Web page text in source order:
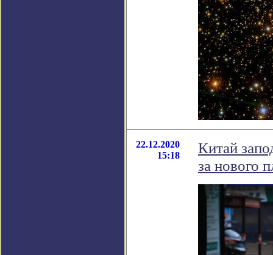
22.12.2020
15:18
Китай
за нового